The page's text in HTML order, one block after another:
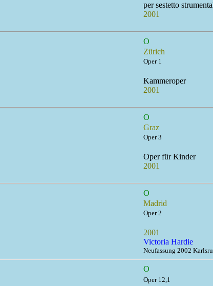
per sestetto
2001
O
Zürich
Oper 1
Kammeroper
2001
O
Graz
Oper 3
Oper für Kinder
2001
O
Madrid
Oper 2
2001
Victoria Hardie
Neufassung 2002
O
Oper 12,1